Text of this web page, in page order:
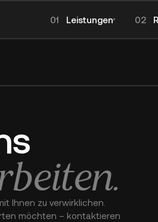
Leistungen
Ihnen zu verwirklichen.
möchten – kontaktieren